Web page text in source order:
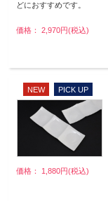
どにおすすめです。
価格： 2,970円(税込)
NEW
PICK UP
価格： 1,880円(税込)